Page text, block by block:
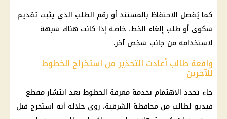
كما يُفضل الاحتفاظ بالمستند أو رقم الطلب الذي يثبت تقديم
شكوى أو طلب إلغاء الخط، خاصة إذا كانت هناك شبهة
لاستخدامه من جانب شخص آخر.
واقعة طالب أعادت التحذير من استخراج الخطوط
للآخرين
جاء تجدد الاهتمام بخدمة معرفة الخطوط بعد انتشار مقطع
فيديو لطالب من محافظة الشرقية، روى خلاله أنه استخرج قبل